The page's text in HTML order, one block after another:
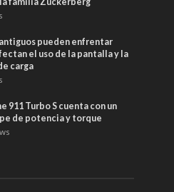
pueden enfrentar
el uso de la pantalla y la
carga
911 Turbo S cuenta con un
de potencia y torque